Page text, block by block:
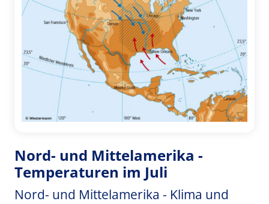
Nord- und Mittelamerika -
Temperaturen im Juli
Nord- und Mittelamerika - Klima und